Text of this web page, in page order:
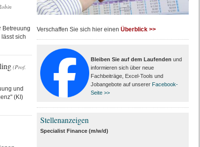
Betreuung
sich
(Prof.
und
(KI)
Verschaffen Sie sich hier einen Überblick >>
Bleiben Sie auf dem Laufenden und
informieren sich über neue
Fachbeiträge, Excel-Tools und
Jobangebote auf unserer Facebook-
Seite >>
Stellenanzeigen
Specialist Finance (m/w/d)